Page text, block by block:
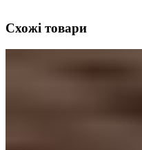
Схожі товари